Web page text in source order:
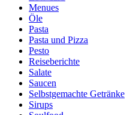
Menues
Öle
Pasta
Pasta und Pizza
Pesto
Reiseberichte
Salate
Saucen
Selbstgemachte Getränke
Sirups